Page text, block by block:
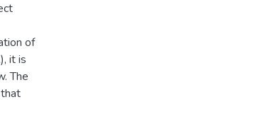
of
it is
The